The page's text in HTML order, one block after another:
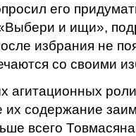
его
и ищи»,
избрания не
со своими
агитационных
их содержание
всего Товмасяна